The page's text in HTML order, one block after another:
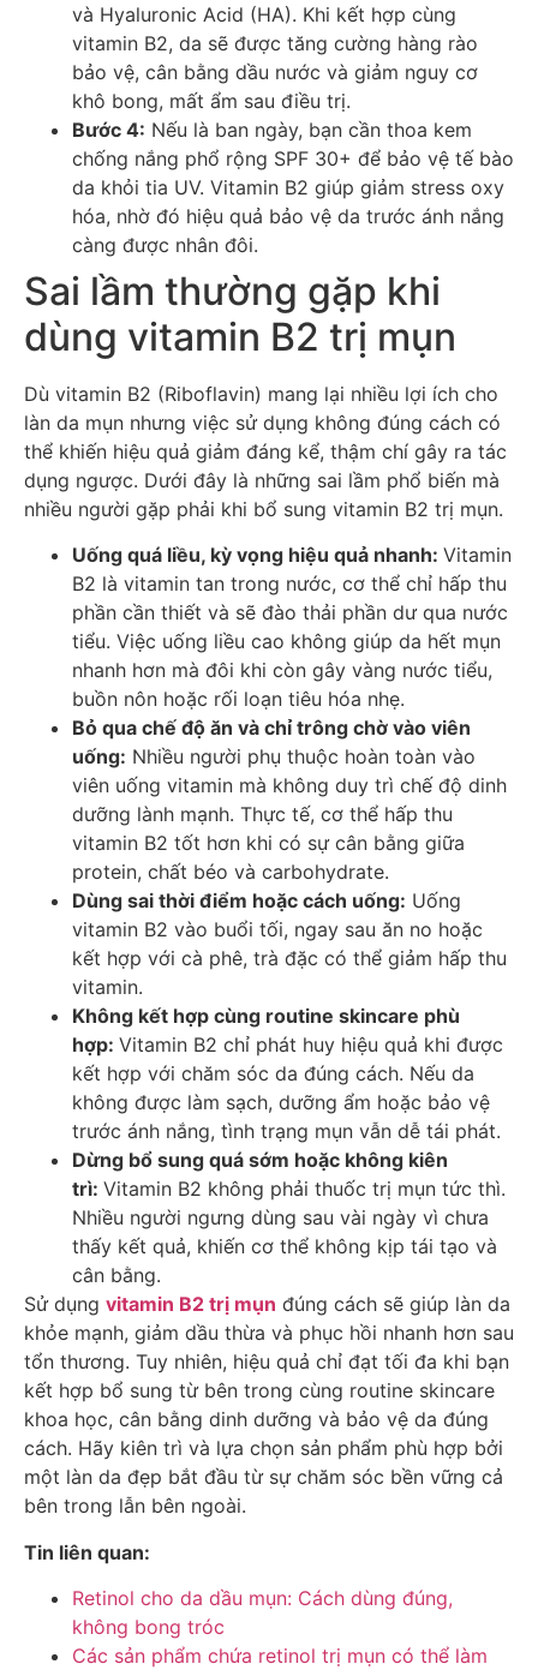
và Hyaluronic Acid (HA). Khi kết hợp cùng
vitamin B2, da sẽ được tăng cường hàng rào
bảo vệ, cân bằng dầu nước và giảm nguy cơ
khô bong, mất ẩm sau điều trị.
Bước 4: Nếu là ban ngày, bạn cần thoa kem
chống nắng phổ rộng SPF 30+ để bảo vệ tế bào
da khỏi tia UV. Vitamin B2 giúp giảm stress oxy
hóa, nhờ đó hiệu quả bảo vệ da trước ánh nắng
càng được nhân đôi.
Sai lầm thường gặp khi
dùng vitamin B2 trị mụn
Dù vitamin B2 (Riboflavin) mang lại nhiều lợi ích cho
làn da mụn nhưng việc sử dụng không đúng cách có
thể khiến hiệu quả giảm đáng kể, thậm chí gây ra tác
dụng ngược. Dưới đây là những sai lầm phổ biến mà
nhiều người gặp phải khi bổ sung vitamin B2 trị mụn.
Uống quá liều, kỳ vọng hiệu quả nhanh: Vitamin
B2 là vitamin tan trong nước, cơ thể chỉ hấp thu
phần cần thiết và sẽ đào thải phần dư qua nước
tiểu. Việc uống liều cao không giúp da hết mụn
nhanh hơn mà đôi khi còn gây vàng nước tiểu,
buồn nôn hoặc rối loạn tiêu hóa nhẹ.
Bỏ qua chế độ ăn và chỉ trông chờ vào viên
uống: Nhiều người phụ thuộc hoàn toàn vào
viên uống vitamin mà không duy trì chế độ dinh
dưỡng lành mạnh. Thực tế, cơ thể hấp thu
vitamin B2 tốt hơn khi có sự cân bằng giữa
protein, chất béo và carbohydrate.
Dùng sai thời điểm hoặc cách uống: Uống
vitamin B2 vào buổi tối, ngay sau ăn no hoặc
kết hợp với cà phê, trà đặc có thể giảm hấp thu
vitamin.
Không kết hợp cùng routine skincare phù
hợp: Vitamin B2 chỉ phát huy hiệu quả khi được
kết hợp với chăm sóc da đúng cách. Nếu da
không được làm sạch, dưỡng ẩm hoặc bảo vệ
trước ánh nắng, tình trạng mụn vẫn dễ tái phát.
Dừng bổ sung quá sớm hoặc không kiên
trì: Vitamin B2 không phải thuốc trị mụn tức thì.
Nhiều người ngưng dùng sau vài ngày vì chưa
thấy kết quả, khiến cơ thể không kịp tái tạo và
cân bằng.
Sử dụng vitamin B2 trị mụn đúng cách sẽ giúp làn da
khỏe mạnh, giảm dầu thừa và phục hồi nhanh hơn sau
tổn thương. Tuy nhiên, hiệu quả chỉ đạt tối đa khi bạn
kết hợp bổ sung từ bên trong cùng routine skincare
khoa học, cân bằng dinh dưỡng và bảo vệ da đúng
cách. Hãy kiên trì và lựa chọn sản phẩm phù hợp bởi
một làn da đẹp bắt đầu từ sự chăm sóc bền vững cả
bên trong lẫn bên ngoài.
Tin liên quan:
Retinol cho da dầu mụn: Cách dùng đúng,
không bong tróc
Các sản phẩm chứa retinol trị mụn có thể làm